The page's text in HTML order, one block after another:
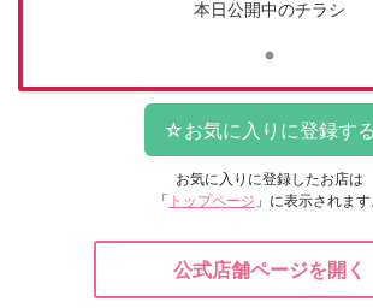
本日公開中のチラシ
お気に入りに登録したお店は
「 トップページ 」に表示されます
公式店舗ページを開く